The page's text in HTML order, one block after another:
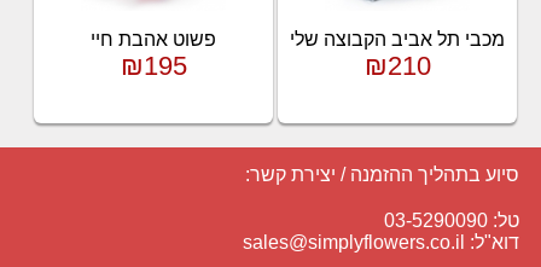
מכבי תל אביב הקבוצה שלי
₪210
פשוט אהבת חיי
₪195
סיוע בתהליך ההזמנה / יצירת קשר:
טל: 03-5290090
דוא"ל: sales@simplyflowers.co.il